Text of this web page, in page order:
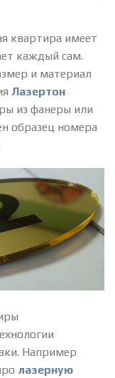
квартира имеет
каждый сам.
и материал
Лазертон
из фанеры или
образец номера
Например
лазерную